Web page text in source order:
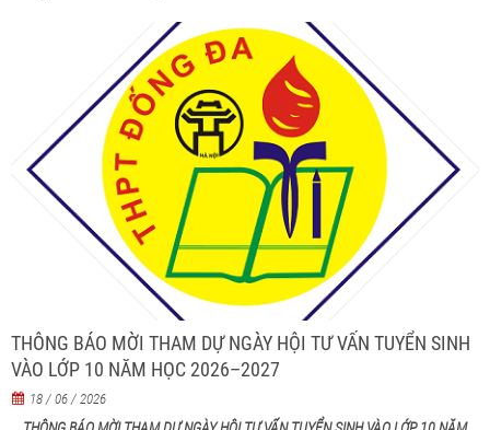
THÔNG BÁO MỜI THAM DỰ NGÀY HỘI TƯ VẤN TUYỂN SINH
VÀO LỚP 10 NĂM HỌC 2026–2027
18 / 06 / 2026